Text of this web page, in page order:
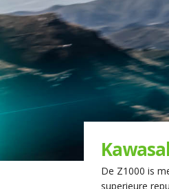
De Z1000 is
superieure